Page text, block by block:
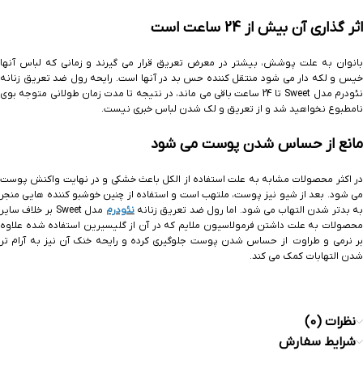
اثر گذاری آن بیش از 24 ساعت است
بانوان به علت پوشش، بیشتر در معرض تعریق قرار می گیرند و زمانی که لباس آنها
خیس و لکه دار می شود منتقل کننده حس بد در آنها است. رایحه رول ضد تعریق زنانه
نئودرم مدل Sweet تا 24 ساعت باقی می ماند، در نتیجه تا مدت زمان طولانی متوجه بوی
نامطبوع نخواهید شد و از تعریق و لک شدن لباس خبری نیست.
مانع از حساس شدن پوست می شود
در اکثر محصولات مشابه به علت استفاده از الکل باعث خشکی و در نهایت واکنش پوست
می شود. بعد از شیو نیز پوست، ملتهب است و استفاده از چنین خوشبو کننده هایی منجر
به بدتر شدن التهاب می شود. اما رول ضد تعریق زنانهنئودرم
مدل Sweet بر خلاف سایر
محصولات به علت داشتن فرمولاسیون ملایم که در آن از گلیسیرین استفاده شده علاوه
بر نرمی و طراوت از حساس شدن پوست جلوگیری کرده و رایحه خنک آن نیز به آرام تر
شدن التهابات کمک می کند.
نظرات (0)
شرایط سفارش